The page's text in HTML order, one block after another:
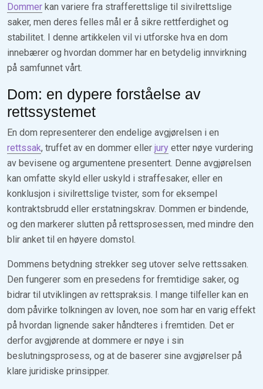
Dommer kan variere fra strafferettslige til sivilrettslige
saker, men deres felles mål er å sikre rettferdighet og
stabilitet. I denne artikkelen vil vi utforske hva en dom
innebærer og hvordan dommer har en betydelig innvirkning
på samfunnet vårt.
Dom: en dypere forståelse av
rettssystemet
En dom representerer den endelige avgjørelsen i en
rettssak, truffet av en dommer eller jury etter nøye vurdering
av bevisene og argumentene presentert. Denne avgjørelsen
kan omfatte skyld eller uskyld i straffesaker, eller en
konklusjon i sivilrettslige tvister, som for eksempel
kontraktsbrudd eller erstatningskrav. Dommen er bindende,
og den markerer slutten på rettsprosessen, med mindre den
blir anket til en høyere domstol.
Dommens betydning strekker seg utover selve rettssaken.
Den fungerer som en presedens for fremtidige saker, og
bidrar til utviklingen av rettspraksis. I mange tilfeller kan en
dom påvirke tolkningen av loven, noe som har en varig effekt
på hvordan lignende saker håndteres i fremtiden. Det er
derfor avgjørende at dommere er nøye i sin
beslutningsprosess, og at de baserer sine avgjørelser på
klare juridiske prinsipper.